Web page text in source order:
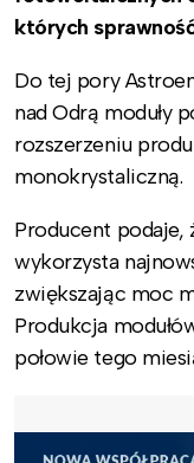
których
Do tej pory
nad Odrą moduły
rozszerzeniu
monokrystaliczną.
Producent podaje,
wykorzysta
zwiększając moc
Produkcja
połowie tego